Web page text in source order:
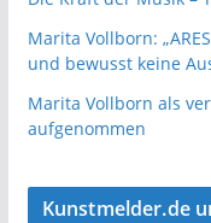
Marita Vollborn:
und bewusst keine
Marita Vollborn als
aufgenommen
Kunstmelder.de